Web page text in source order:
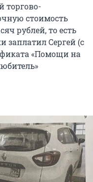
торгово-
стоимость
рублей, то есть
заплатил Сергей (с
«Помощи на